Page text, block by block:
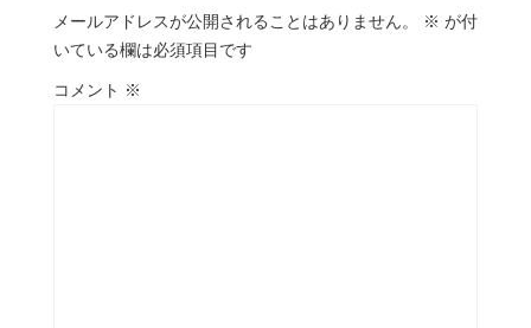
メールアドレスが公開されることはありません。 ※ が付
いている欄は必須項目です
コメント ※